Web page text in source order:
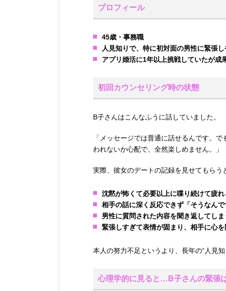
プロフィール
45歳・事務職
人見知りで、特に初対面の男性に緊張
アプリ婚活に1年以上挑戦していたが成
初回カウンセリング時の状態
B子さんはこんなふうに話していました。
「メッセージでは普通に話せるんです。
われないか心配で、全然楽しめません。」
実際、彼女のデートの記録を見せてもらう
沈黙が怖くて必要以上に喋り続けて疲れ
相手の話に深く反応できず「そうなん
男性に質問された内容を聞き返してしま
緊張しすぎて表情が固まり、相手に心
本人の努力不足というより、長年の“人見
心理学的に見ると…B子さんの緊張